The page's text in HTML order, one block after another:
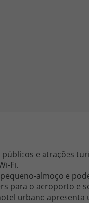
e atrações
Fi.
almoço e
para o aeroporto e
urbano apresenta